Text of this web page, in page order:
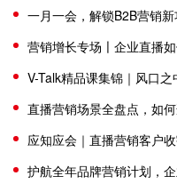
一月一会，解锁B2B营销
营销增长专场〡企业直播
V-Talk精品课集锦｜风口
直播营销场景全盘点，如
应知应会｜直播营销客户
护航全年品牌营销计划，